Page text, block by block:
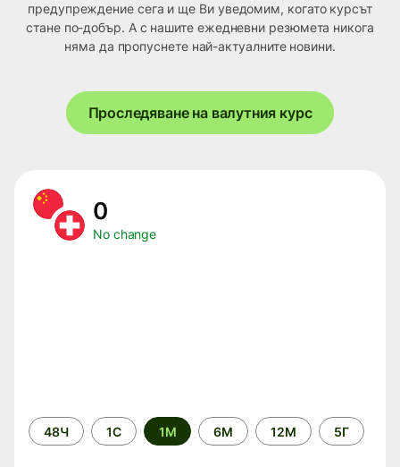
предупреждение сега и ще Ви уведомим, когато курсът
стане по-добър. А с нашите ежедневни резюмета никога
няма да пропуснете най-актуалните новини.
Проследяване на валутния курс
0
No change
Time
period
48Ч 1С 1М 6М 12М 5Г